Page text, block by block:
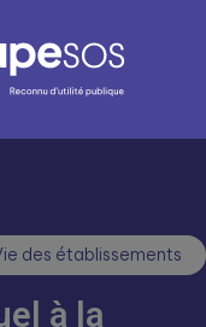
des établissements
à la